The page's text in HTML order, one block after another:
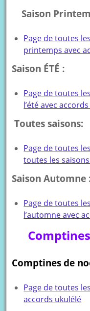
Saison
Page de toutes
printemps avec
Saison ÉTÉ :
Page de toutes
l’été avec
Toutes saisons:
Page de toutes
toutes les
Saison Automne
Page de toutes
l’automne avec
Comptines de
Page de toutes
accords ukulélé